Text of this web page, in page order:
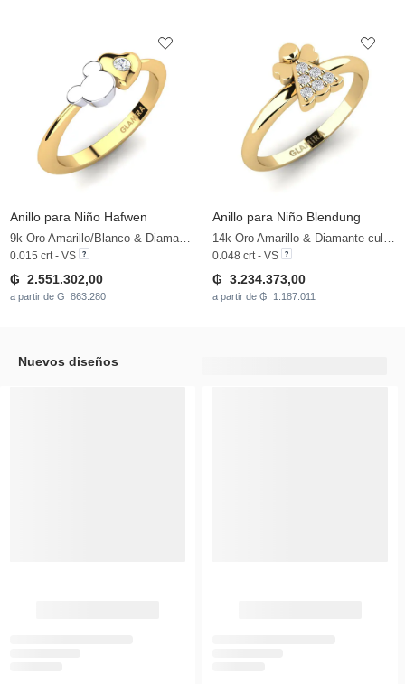
Anillo para Niño Hafwen
9k Oro Amarillo/Blanco & Diamante
0.015 crt - VS
₲ 2.551.302,00
a partir de ₲ 863.280
Anillo para Niño Blendung
14k Oro Amarillo & Diamante cultivado en laboratorio
0.048 crt - VS
₲ 3.234.373,00
a partir de ₲ 1.187.011
Nuevos diseños